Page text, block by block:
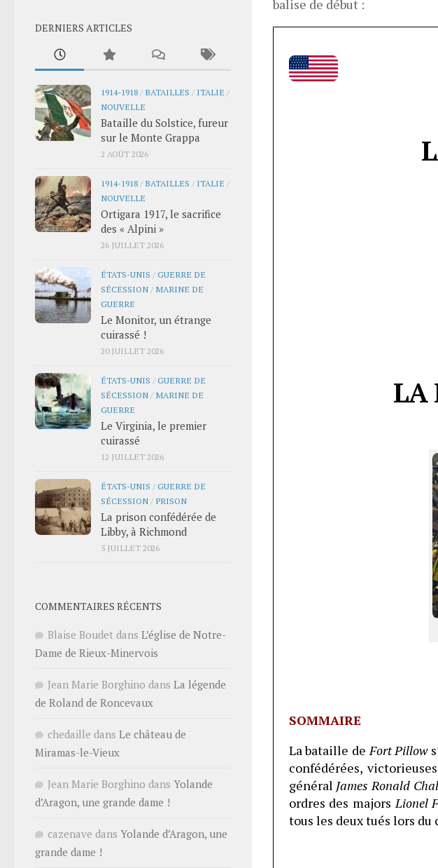
balise de début :
LA
SOMMAIRE
La bataille deFort Pillow
confédérées,
général James Ronald
ordres des majorsLionel
tous les deux tués lors du
DERNIERS ARTICLES
1914-1918 / BATAILLES / ITALIE /
NOUVELLE
Bataille du Solstice, fureur
sur le Monte Grappa
2 AOÛT 2026
1914-1918 / BATAILLES / ITALIE /
NOUVELLE
Ortigara 1917, le sacrifice
des « Alpini »
26 JUILLET 2026
ÉTATS-UNIS /GUERRE DE
SÉCESSION / MARINE DE
GUERRE
Le Monitor, un étrange
cuirassé !
20 JUILLET 2026
ÉTATS-UNIS /GUERRE DE
SÉCESSION / MARINE DE
GUERRE
Le Virginia, le premier
cuirassé
12 JUILLET 2026
ÉTATS-UNIS /GUERRE DE
SÉCESSION / PRISON
La prison confédérée de
Libby, à Richmond
5 JUILLET 2026
COMMENTAIRES RÉCENTS
Blaise Boudet dans L’église de Notre-
Dame de Rieux-Minervois
Jean Marie Borghino dans La légende
de Roland de Roncevaux
chedaille dans Le château de
Miramas-le-Vieux
Jean Marie Borghino dans Yolande
d’Aragon, une grande dame !
cazenave dans Yolande d’Aragon, une
grande dame !